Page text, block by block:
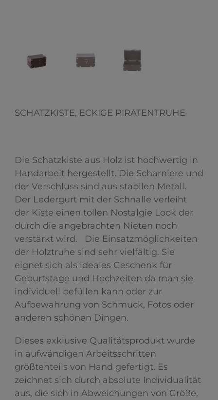
SCHATZKISTE, ECKIGE PIRATENTRUHE
Die Schatzkiste aus Holz ist hochwertig in
Handarbeit hergestellt. Die Scharniere und
der Verschluss sind aus stabilen Metall.
Der Ledergurt mit der Schnalle verleiht
der Kiste einen tollen Nostalgie Look der
durch die angebrachten Nieten noch
verstärkt wird. Die Einsatzmöglichkeiten
der Holztruhe sind sehr vielfältig. Sie
eignet sich als ideales Geschenk für
Geburtstage und Hochzeiten da man sie
individuell befüllen kann oder zur
Aufbewahrung von Schmuck, Fotos oder
anderen schönen Dingen.
Dieses exklusive Qualitätsprodukt wurde
in aufwändigen Arbeitsschritten
größtenteils von Hand gefertigt. Es
zeichnet sich durch absolute Individualität
aus, die sich in Abweichungen von Größe,